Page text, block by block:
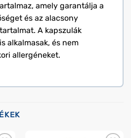
amely garantálja a
és az alacsony
A kapszulák
alkalmasak, és nem
allergéneket.